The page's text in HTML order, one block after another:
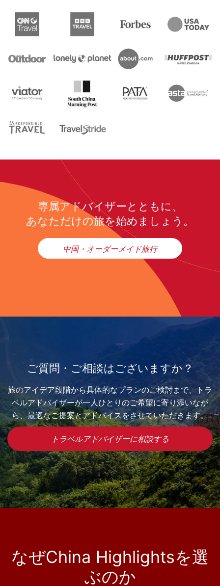
専属アドバイザーとともに、
あなただけの旅を始めましょう。
中国・オーダーメイド旅行
ご質問・ご相談はございますか？
旅のアイデア段階から具体的なプランのご検討まで、トラ
ベルアドバイザーが一人ひとりのご希望に寄り添いなが
ら、最適なご提案とアドバイスをさせていただきます。
トラベルアドバイザーに相談する
なぜChina Highlightsを選
ぶのか